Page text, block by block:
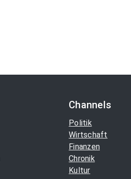
Channels
Politik
Wirtschaft
Finanzen
Chronik
Kultur